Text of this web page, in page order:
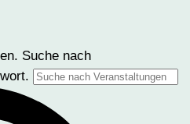
Suche nach